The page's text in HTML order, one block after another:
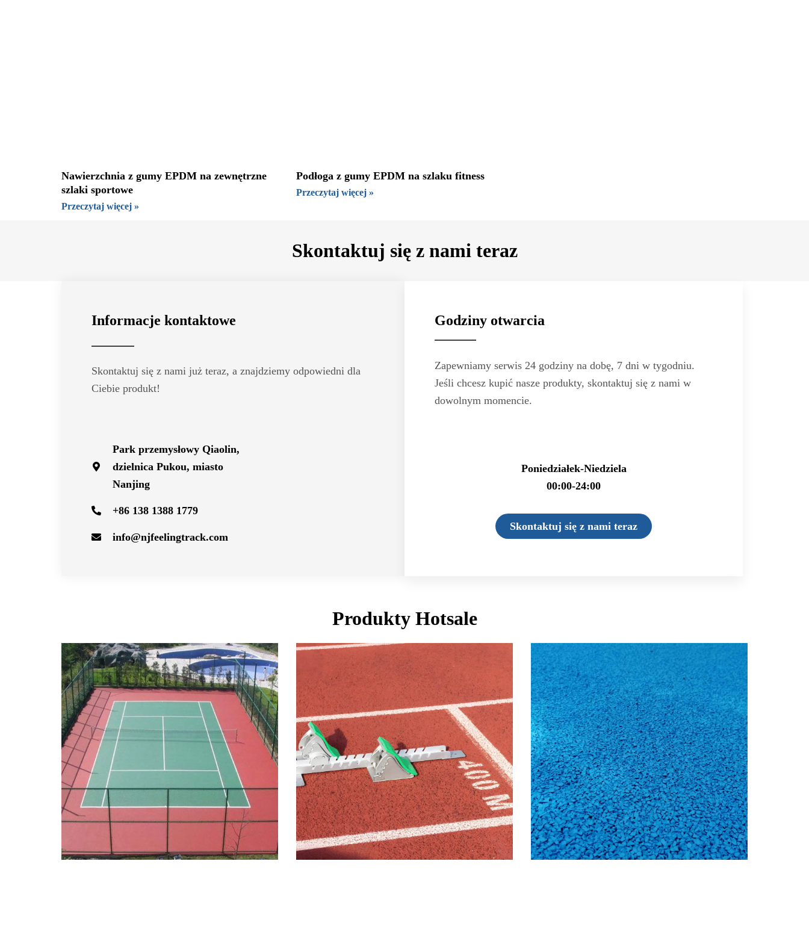
Nawierzchnia z gumy EPDM na zewnętrzne
szlaki sportowe
Przeczytaj więcej »
Podłoga z gumy EPDM na szlaku fitness
Przeczytaj więcej »
Skontaktuj się z nami teraz
Informacje kontaktowe
Skontaktuj się z nami już teraz, a znajdziemy odpowiedni dla
Ciebie produkt!
Park przemysłowy Qiaolin,
dzielnica Pukou, miasto
Nanjing
+86 138 1388 1779
info@njfeelingtrack.com
Godziny otwarcia
Zapewniamy serwis 24 godziny na dobę, 7 dni w tygodniu.
Jeśli chcesz kupić nasze produkty, skontaktuj się z nami w
dowolnym momencie.
Poniedziałek-Niedziela
00:00-24:00
Skontaktuj się z nami teraz
Produkty Hotsale
StronaStronaStronaStrona